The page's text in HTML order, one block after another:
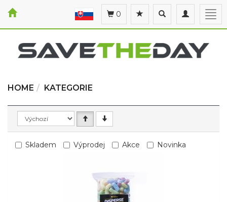
Toggle
navigation
Toggle
search
0
HOME KATEGORIE
Skladem Výprodej Akce Novinka